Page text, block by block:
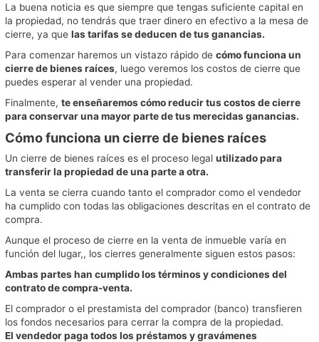
La buena noticia es que siempre que tengas suficiente capital en
la propiedad, no tendrás que traer dinero en efectivo a la mesa de
cierre, ya quelas tarifas se deducen de tus ganancias.
Para comenzar haremos un vistazo rápido decómo funciona un
cierre debienes raíces, luego veremos los costos de cierre que
puedes esperar al vender una propiedad.
Finalmente,te enseñaremos cómo reducir tus costos de cierre
para conservar una mayor parte de tus merecidas ganancias.
Cómo funciona un cierre de bienes raíces
Un cierre de bienes raíces es el proceso legalutilizado para
transferir la propiedad de una parte a otra.
La venta se cierra cuando tanto el comprador como el vendedor
ha cumplido con todas las obligaciones descritas en el contrato de
compra.
Aunque el proceso de cierre en la venta de inmueble varía en
función del lugar,, los cierres generalmente siguen estos pasos:
Ambas partes han cumplido los términos y condiciones del
contrato de compra-venta.
El comprador o el prestamista del comprador (banco) transfieren
los fondos necesarios para cerrar la compra de la propiedad.
El vendedor paga todos los préstamos y gravámenes